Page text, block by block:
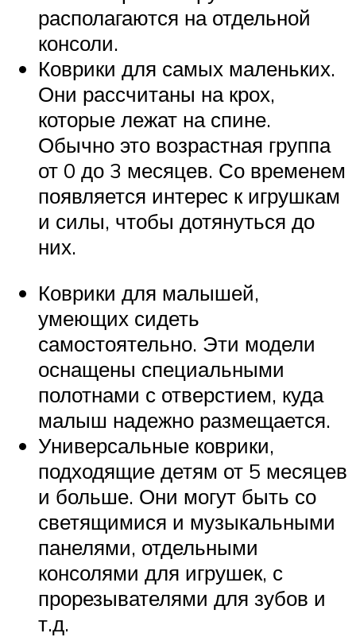
располагаются на отдельной
консоли.
Коврики для самых маленьких.
Они рассчитаны на крох,
которые лежат на спине.
Обычно это возрастная группа
от 0 до 3 месяцев. Со временем
появляется интерес к игрушкам
и силы, чтобы дотянуться до
них.
Коврики для малышей,
умеющих сидеть
самостоятельно. Эти модели
оснащены специальными
полотнами с отверстием, куда
малыш надежно размещается.
Универсальные коврики,
подходящие детям от 5 месяцев
и больше. Они могут быть со
светящимися и музыкальными
панелями, отдельными
консолями для игрушек, с
прорезывателями для зубов и
т.д.